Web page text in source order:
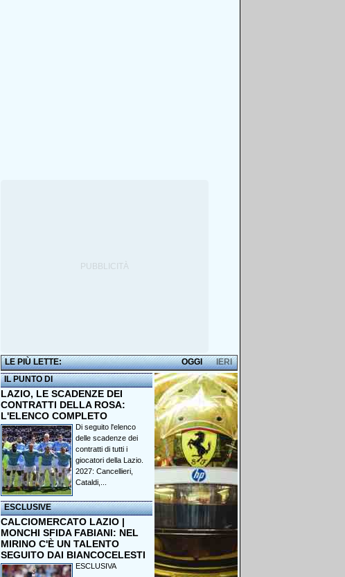
LE PIÙ LETTE: IERI
OGGI
IL PUNTO DI
LAZIO, LE SCADENZE DEI
CONTRATTI DELLA ROSA:
L'ELENCO COMPLETO
Di seguito l'elenco
delle scadenze dei
contratti di tutti i
giocatori della Lazio.
2027: Cancellieri,
Cataldi,...
ESCLUSIVE
CALCIOMERCATO LAZIO |
MONCHI SFIDA FABIANI: NEL
MIRINO C'È UN TALENTO
SEGUITO DAI BIANCOCELESTI
ESCLUSIVA